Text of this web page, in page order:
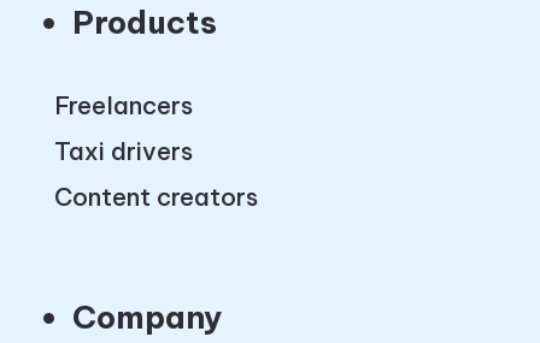
Products
Freelancers
Taxi drivers
Content creators
Company